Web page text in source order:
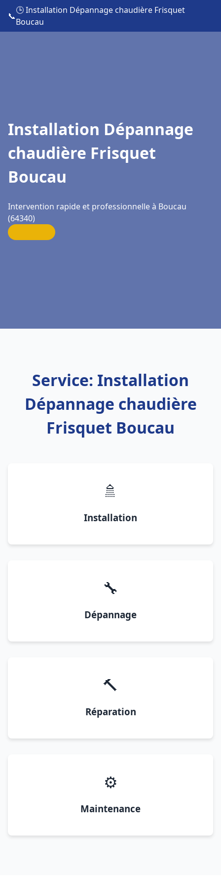
📞
🕒 Installation Dépannage chaudière Frisquet
Boucau
Installation Dépannage
chaudière Frisquet
Boucau
Intervention rapide et professionnelle à Boucau
(64340)
Service: Installation
Dépannage chaudière
Frisquet Boucau
🚿
Installation
🔧
Dépannage
🔨
Réparation
⚙️
Maintenance